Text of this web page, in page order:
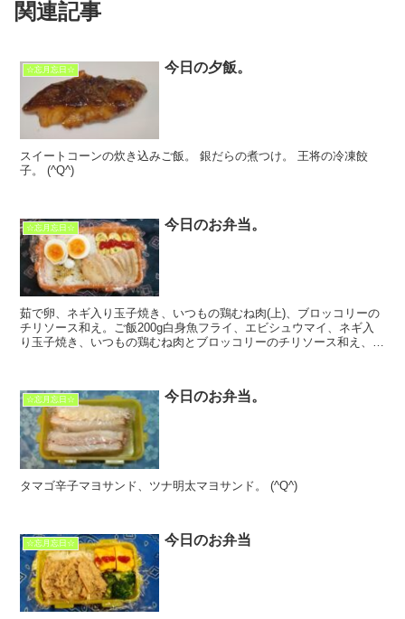
関連記事
☆忘月忘日☆ 今日の夕飯。
スイートコーンの炊き込みご飯。 銀だらの煮つけ。 王将の冷凍餃
子。 (^Q^)
☆忘月忘日☆ 今日のお弁当。
茹で卵、ネギ入り玉子焼き、いつもの鶏むね肉(上)、ブロッコリーの
チリソース和え。ご飯200g白身魚フライ、エビシュウマイ、ネギ入
り玉子焼き、いつもの鶏むね肉とブロッコリーのチリソース和え、お
☆忘月忘日☆ 今日のお弁当。
タマゴ辛子マヨサンド、ツナ明太マヨサンド。 (^Q^)
☆忘月忘日☆ 今日のお弁当